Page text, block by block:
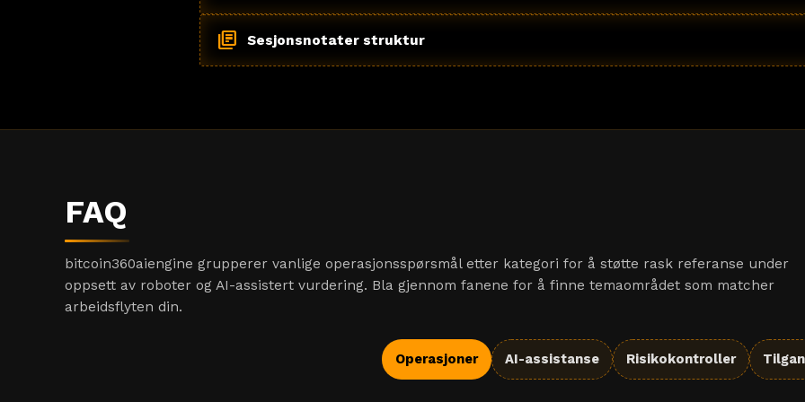
library_books Sesjonsnotater struktur
FAQ
bitcoin360aiengine grupperer vanlige operasjonsspørsmål etter kategori for å støtte rask referanse under
oppsett av roboter og AI-assistert vurdering. Bla gjennom fanene for å finne temaområdet som matcher
arbeidsflyten din.
Operasjoner AI-assistanse Risikokontroller